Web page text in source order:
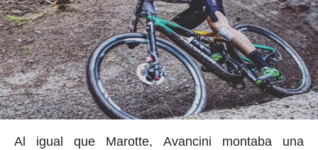
Al igual que Marotte, Avancini montaba una